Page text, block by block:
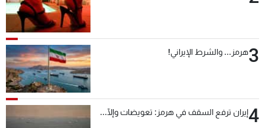
3هرمز... والشرط الإيراني!
4إيران ترفع السقف في هرمز: تعويضات وإلّا...